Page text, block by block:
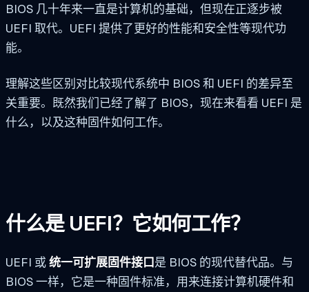
BIOS 几十年来一直是计算机的基础，但现在正逐步被
UEFI 取代。UEFI 提供了更好的性能和安全性等现代功
能。
理解这些区别对比较现代系统中 BIOS 和 UEFI 的差异至
关重要。既然我们已经了解了 BIOS，现在来看看 UEFI 是
什么，以及这种固件如何工作。
什么是 UEFI？它如何工作？
UEFI 或统一可扩展固件接口是 BIOS 的现代替代品。与
BIOS 一样，它是一种固件标准，用来连接计算机硬件和